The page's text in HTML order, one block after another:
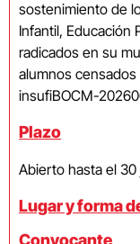
sostenimiento de
Infantil, Educación
radicados en su
alumnos
insufiBOCM-
Plazo
Abierto hasta el
Lugar y forma
Convocante